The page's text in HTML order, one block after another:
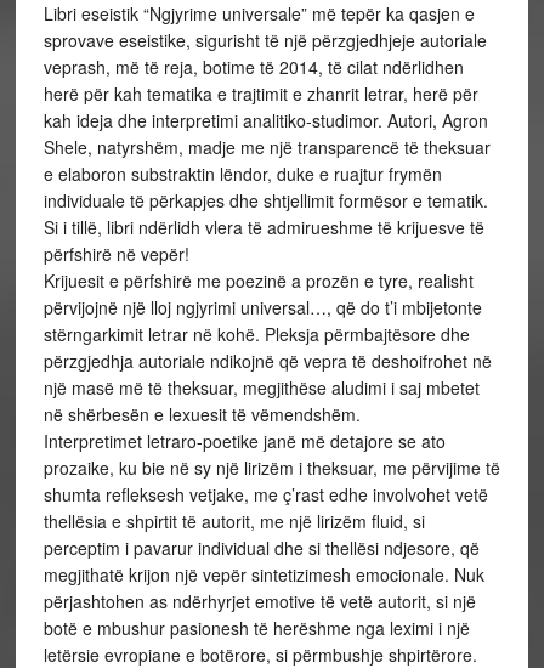
Libri eseistik “Ngjyrime universale” më tepër ka qasjen e
sprovave eseistike, sigurisht të një përzgjedhjeje autoriale
veprash, më të reja, botime të 2014, të cilat ndërlidhen
herë për kah tematika e trajtimit e zhanrit letrar, herë për
kah ideja dhe interpretimi analitiko-studimor. Autori, Agron
Shele, natyrshëm, madje me një transparencë të theksuar
e elaboron substraktin lëndor, duke e ruajtur frymën
individuale të përkapjes dhe shtjellimit formësor e tematik.
Si i tillë, libri ndërlidh vlera të admirueshme të krijuesve të
përfshirë në vepër!
Krijuesit e përfshirë me poezinë a prozën e tyre, realisht
përvijojnë një lloj ngjyrimi universal…, që do t’i mbijetonte
stërngarkimit letrar në kohë. Pleksja përmbajtësore dhe
përzgjedhja autoriale ndikojnë që vepra të deshoifrohet në
një masë më të theksuar, megjithëse aludimi i saj mbetet
në shërbesën e lexuesit të vëmendshëm.
Interpretimet letraro-poetike janë më detajore se ato
prozaike, ku bie në sy një lirizëm i theksuar, me përvijime të
shumta refleksesh vetjake, me ç’rast edhe involvohet vetë
thellësia e shpirtit të autorit, me një lirizëm fluid, si
perceptim i pavarur individual dhe si thellësi ndjesore, që
megjithatë krijon një vepër sintetizimesh emocionale. Nuk
përjashtohen as ndërhyrjet emotive të vetë autorit, si një
botë e mbushur pasionesh të herëshme nga leximi i një
letërsie evropiane e botërore, si përmbushje shpirtërore.